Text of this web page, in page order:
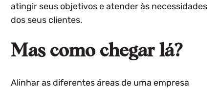
atingir seus objetivos e atender às necessidades
dos seus clientes.
Mas como chegar lá?
Alinhar as diferentes áreas de uma empresa